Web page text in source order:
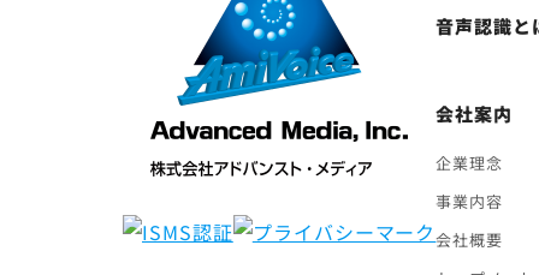
音声認識と
会社案内
企業理念
事業内容
会社概要